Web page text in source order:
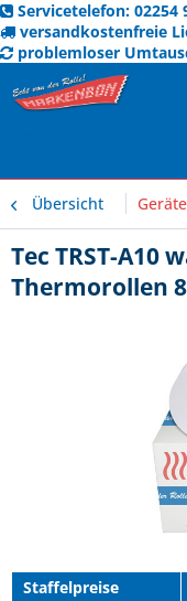
Servicetelefon: 02254
versandkostenfreie
problemloser
Übersicht
Tec TRST-A10
Thermorollen
Staffelpreise